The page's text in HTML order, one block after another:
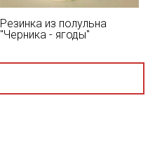
Резинка из полульна
"Черника - ягоды"